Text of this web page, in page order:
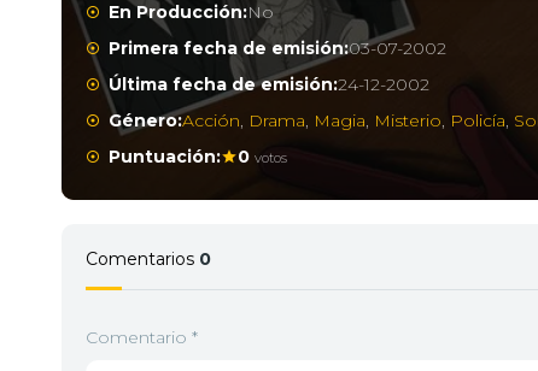
En Producción:No
Primera fecha de emisión:03-07-2002
Última fecha de emisión:24-12-2002
Género:Acción, Drama, Magia, Misterio, Policía,
Puntuación:
0 votos
Comentarios 0
Comentario *